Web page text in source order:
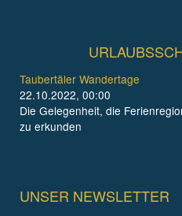
Taubertäler Wandertage
22.10.2022, 00:00
Die Gelegenheit, die
zu erkunden
UNSER NEWSLETTER